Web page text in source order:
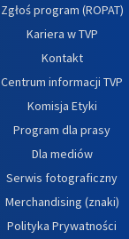
Zgłoś program (ROPAT)
Kariera w TVP
Kontakt
Centrum informacji TVP
Komisja Etyki
Program dla prasy
Dla mediów
Serwis fotograficzny
Merchandising (znaki)
Polityka Prywatności